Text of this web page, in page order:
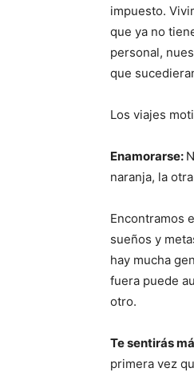
impuesto.
que ya no
personal,
que
Los viajes
Enamorarse:
naranja, la
Encontramos
sueños y
hay mucha
fuera puede
otro.
Te sentirás
primera vez